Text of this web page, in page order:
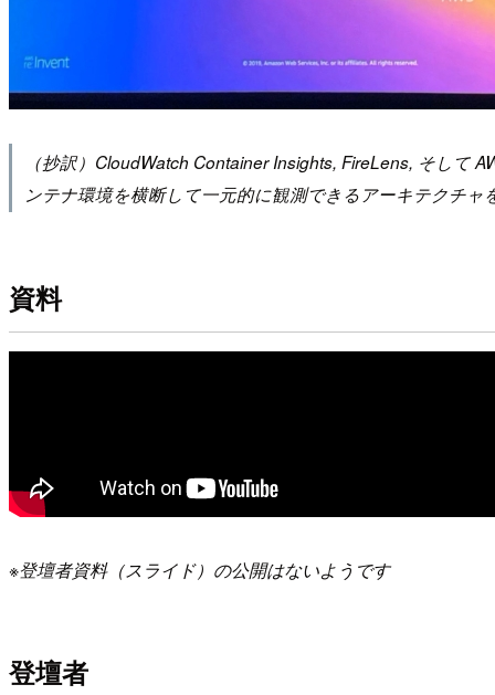
（抄訳）CloudWatch Container Insights, FireLens, そして
ンテナ環境を横断して一元的に観測できるアーキテクチャ
資料
※登壇者資料（スライド）の公開はないようです
登壇者